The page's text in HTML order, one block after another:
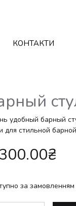
Текстиль
Системи
КОНТАКТИ
удобный барный
для стильной
₴
за замовленням